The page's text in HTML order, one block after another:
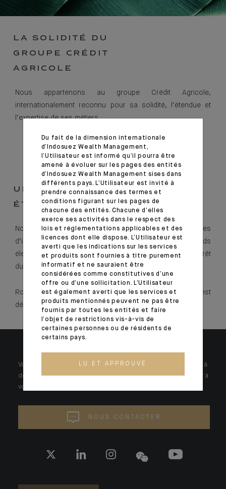
LA SOLIDITÉ DU
GROUPE CRÉDIT
AGRICOLE
Nous appartenons au groupe Crédit Agricole,
internationalement reconnu pour sa solidité, l’étendue et
l’expertise de ses métiers.
UN PARTENAIRE
ÉTHIQUE
Nous respectons les réglementations de nos territoires
d’implantation et appliquons avec rigueur des standards
élevés de conformité. Nous mettons la primauté de l’intérêt
du client et la confidentialité au cœur de nos relations.
Rompu aux enjeux de vos activités, votre interlocuteur est
dédié aux gérants de fortune.
Votre patrimoine est unique et requiert des réponses spécifiques à
des problématiques singulières. Jour après jour, nos experts sont à
votre écoute.
NOUS CONTACTER
Du fait de la dimension internationale
d’Indosuez Wealth Management,
l’Utilisateur est informé qu’il pourra être
amené à évoluer sur les pages des entités
d’Indosuez Wealth Management sises dans
différents pays. L’Utilisateur est invité à
prendre connaissance des termes et
conditions figurant sur les pages de
chacune des entités. Chacune d’elles
exerce ses activités dans le respect des
lois et réglementations applicables et des
licences dont elle dispose. L’Utilisateur est
averti que les indications sur les services
et produits sont fournies à titre purement
informatif et ne sauraient être
considérées comme constitutives d’une
offre ou d’une sollicitation. L’Utilisateur
est également averti que les services et
produits mentionnés peuvent ne pas être
fournis par toutes les entités et faire
l’objet de restrictions vis-à-vis de
certaines personnes ou de résidents de
certains pays.
LU ET APPROUVÉ